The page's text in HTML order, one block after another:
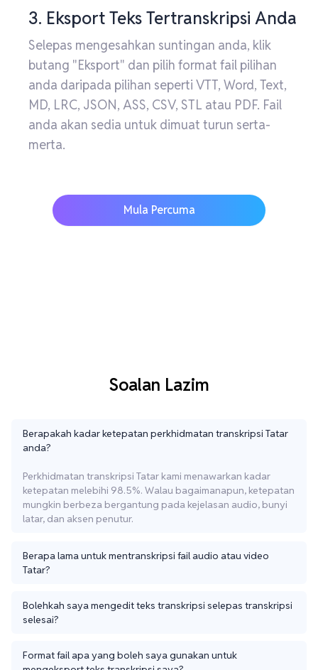
3. Eksport Teks Tertranskripsi Anda
Selepas mengesahkan suntingan anda, klik
butang "Eksport" dan pilih format fail pilihan
anda daripada pilihan seperti VTT, Word, Text,
MD, LRC, JSON, ASS, CSV, STL atau PDF. Fail
anda akan sedia untuk dimuat turun serta-
merta.
Mula Percuma
Soalan Lazim
Berapakah kadar ketepatan perkhidmatan transkripsi Tatar
anda?
Perkhidmatan transkripsi Tatar kami menawarkan kadar
ketepatan melebihi 98.5%. Walau bagaimanapun, ketepatan
mungkin berbeza bergantung pada kejelasan audio, bunyi
latar, dan aksen penutur.
Berapa lama untuk mentranskripsi fail audio atau video
Tatar?
Bolehkah saya mengedit teks transkripsi selepas transkripsi
selesai?
Format fail apa yang boleh saya gunakan untuk